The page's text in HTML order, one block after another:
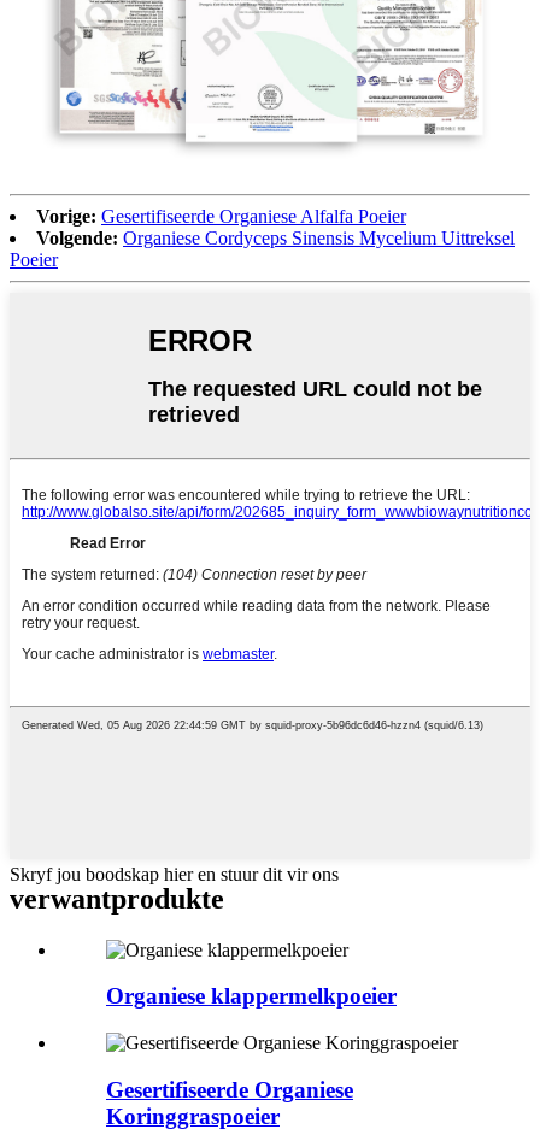
Vorige: Gesertifiseerde Organiese Alfalfa Poeier
Volgende: Organiese Cordyceps Sinensis Mycelium Uittreksel
Poeier
Skryf jou boodskap hier en stuur dit vir ons
verwantprodukte
Organiese klappermelkpoeier
Gesertifiseerde Organiese
Koringgraspoeier